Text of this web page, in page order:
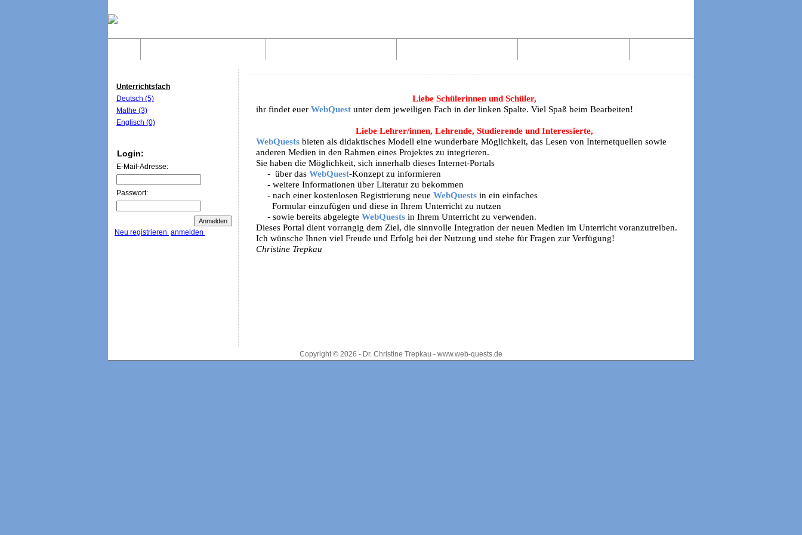
Unterrichtsfach
Deutsch (5)
Mathe (3)
Englisch (0)
Login:
E-Mail-Adresse:
Passwort:
Neu registrieren anmelden
Liebe Schülerinnen und Schüler,
ihr findet euer WebQuest unter dem jeweiligen Fach in der linken Spalte. Viel Spaß beim Bearbeiten!
Liebe Lehrer/innen, Lehrende, Studierende und Interessierte,
WebQuestsbieten als didaktisches Modell eine wunderbare Möglichkeit, das Lesen von Internetquellen sowie
anderen Medien in den Rahmen eines Projektes zu integrieren.
Sie haben die Möglichkeit, sich innerhalb dieses Internet-Portals
- über das WebQuest-Konzept zu informieren
- weitere Informationen über Literatur zu bekommen
- nach einer kostenlosen Registrierung neue WebQuestsin ein einfaches
Formular einzufügen und diese in Ihrem Unterricht zu nutzen
- sowie bereits abgelegte WebQuestsin Ihrem Unterricht zu verwenden.
Dieses Portal dient vorrangig dem Ziel, die sinnvolle Integration der neuen Medien im Unterricht voranzutreiben.
Ich wünsche Ihnen viel Freude und Erfolg bei der Nutzung und stehe für Fragen zur Verfügung!
Christine Trepkau
Copyright © 2026 - Dr. Christine Trepkau - www.web-quests.de